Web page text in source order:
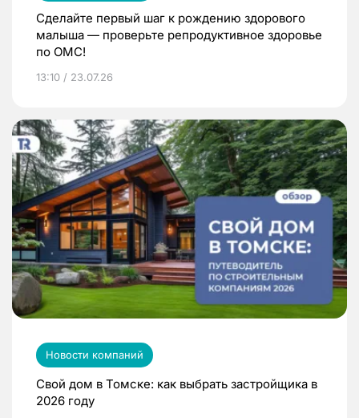
Сделайте первый шаг к рождению здорового
малыша — проверьте репродуктивное здоровье
по ОМС!
13:10 / 23.07.26
Новости компаний
Свой дом в Томске: как выбрать застройщика в
2026 году